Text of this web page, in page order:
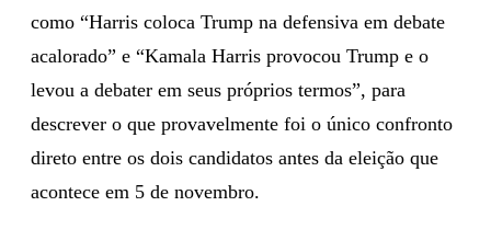
como “Harris coloca Trump na defensiva em debate
acalorado” e “Kamala Harris provocou Trump e o
levou a debater em seus próprios termos”, para
descrever o que provavelmente foi o único confronto
direto entre os dois candidatos antes da eleição que
acontece em 5 de novembro.